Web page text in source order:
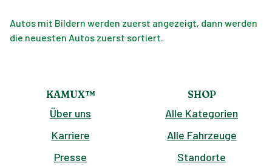
Autos mit Bildern werden zuerst angezeigt, dann werden
die neuesten Autos zuerst sortiert.
KAMUX™
Über uns
Karriere
Presse
SHOP
Alle Kategorien
Alle Fahrzeuge
Standorte